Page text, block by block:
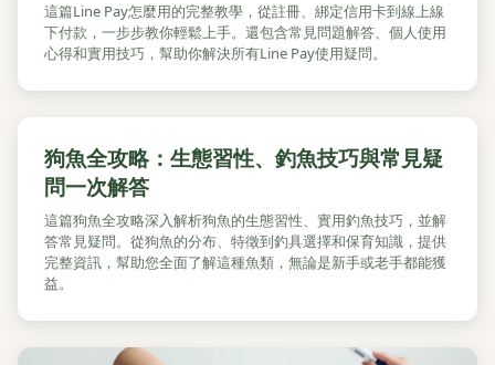
這篇Line Pay怎麼用的完整教學，從註冊、綁定信用卡到線上線
下付款，一步步教你輕鬆上手。還包含常見問題解答、個人使用
心得和實用技巧，幫助你解決所有Line Pay使用疑問。
狗魚全攻略：生態習性、釣魚技巧與常見疑
問一次解答
這篇狗魚全攻略深入解析狗魚的生態習性、實用釣魚技巧，並解
答常見疑問。從狗魚的分布、特徵到釣具選擇和保育知識，提供
完整資訊，幫助您全面了解這種魚類，無論是新手或老手都能獲
益。